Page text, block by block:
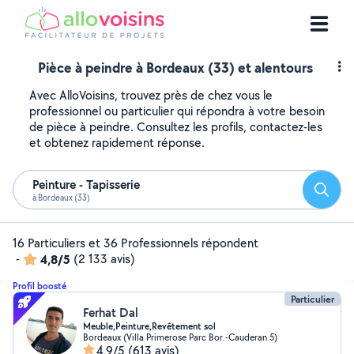
Pièce à peindre à Bordeaux (33) et alentours
Avec AlloVoisins, trouvez près de chez vous le
professionnel ou particulier qui répondra à votre besoin
de pièce à peindre. Consultez les profils, contactez-les
et obtenez rapidement réponse.
Peinture - Tapisserie
à Bordeaux (33)
16 Particuliers et 36 Professionnels répondent
-
4,8/5 (2 133 avis)
Profil boosté
Particulier
Ferhat Dal
Meuble,Peinture,Revêtement sol
Bordeaux (Villa Primerose Parc Bor.-Cauderan 5)
4,9/5 (613 avis)